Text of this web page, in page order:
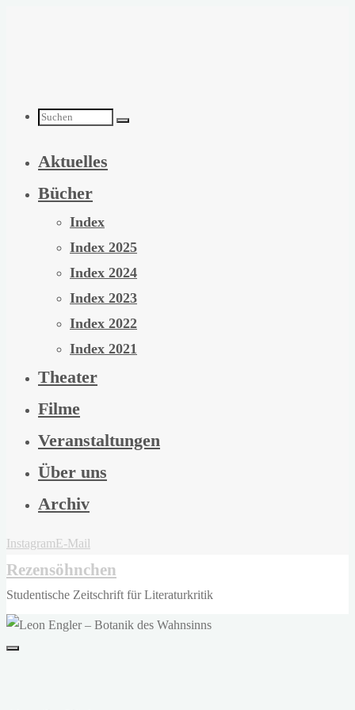
Suchen
nach:
Aktuelles
Bücher
Index
Index 2025
Index 2024
Index 2023
Index 2022
Index 2021
Theater
Filme
Veranstaltungen
Über uns
Archiv
InstagramE-Mail
Rezensöhnchen
Studentische Zeitschrift für Literaturkritik